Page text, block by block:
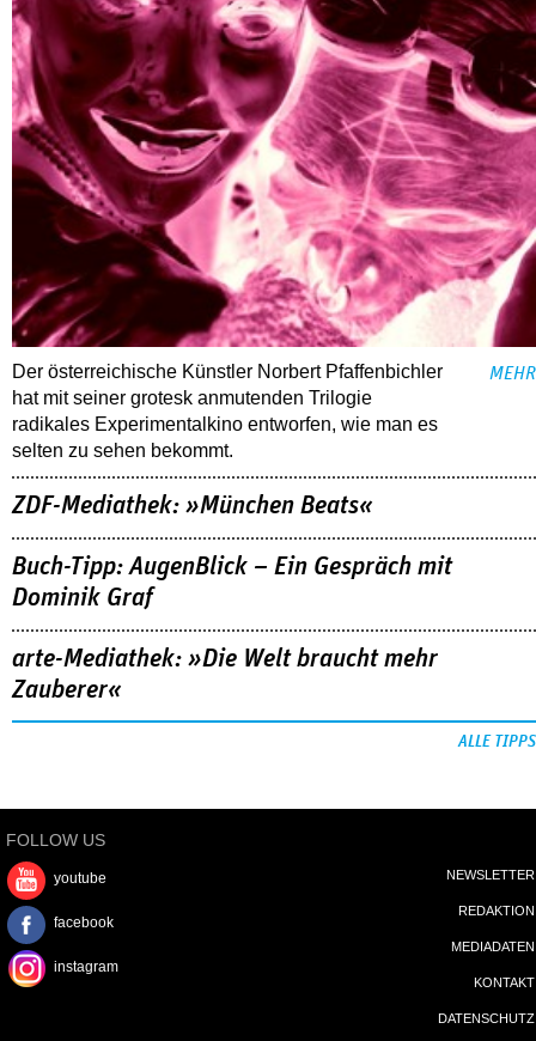
Der österreichische Künstler Norbert Pfaffenbichler
hat mit seiner grotesk anmutenden Trilogie
radikales Experimentalkino entworfen, wie man es
selten zu sehen bekommt.
MEHR
ZDF-Mediathek: »München Beats«
Buch-Tipp: AugenBlick – Ein Gespräch mit
Dominik Graf
arte-Mediathek: »Die Welt braucht mehr
Zauberer«
ALLE TIPPS
FOLLOW US
youtube
facebook
instagram
NEWSLETTER
REDAKTION
MEDIADATEN
KONTAKT
DATENSCHUTZ